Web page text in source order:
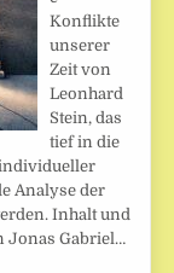
Konflikte
unserer
Zeit von
Leonhard
Stein, das
tief in die
Analyse der
Inhalt und
Jonas Gabriel…